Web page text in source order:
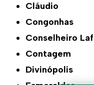
Cláudio
Congonhas
Conselheiro
Contagem
Divinópolis